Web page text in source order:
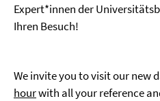
Expert*innen der
Ihren Besuch!
We invite you to visit our new
hourwith all your reference